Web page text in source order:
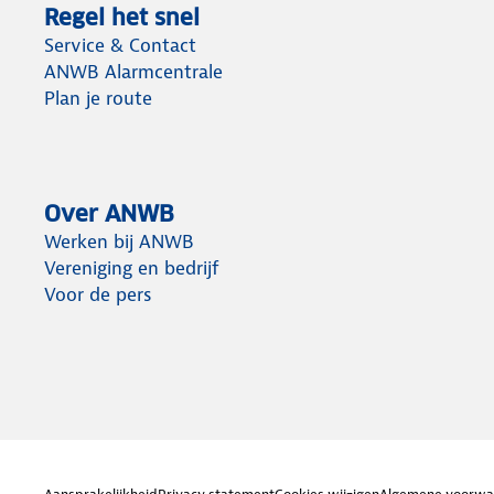
Regel het snel
Service & Contact
ANWB Alarmcentrale
Plan je route
Over ANWB
Werken bij ANWB
Vereniging en bedrijf
Voor de pers